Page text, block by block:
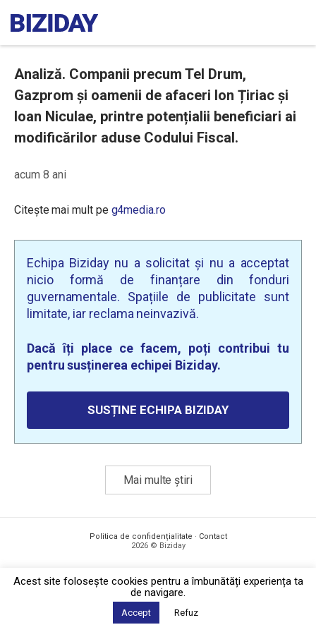
Analiză. Companii precum Tel Drum,
Gazprom și oamenii de afaceri Ion Țiriac și
Ioan Niculae, printre potențialii beneficiari ai
modificărilor aduse Codului Fiscal.
acum 8 ani
Citește mai mult pe g4media.ro
Echipa Biziday nu a solicitat și nu a acceptat
nicio formă de finanțare din fonduri
guvernamentale. Spațiile de publicitate sunt
limitate, iar reclama neinvazivă.
Dacă îți place ce facem, poți contribui tu
pentru susținerea echipei Biziday.
SUSȚINE ECHIPA BIZIDAY
Mai multe știri
Politica de confidențialitate · Contact
2026 © Biziday
Acest site foloseşte cookies pentru a îmbunătăți experiența ta
de navigare.
Accept Refuz